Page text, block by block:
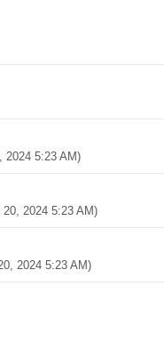
2024 5:23 AM)
2024 5:23 AM)
2024 5:23 AM)